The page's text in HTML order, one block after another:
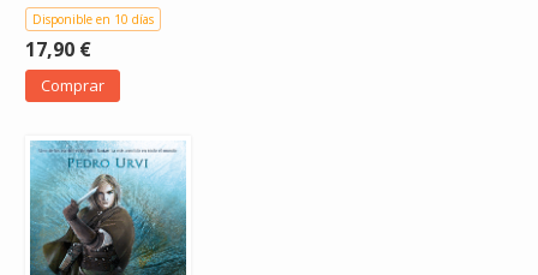
Disponible en 10 días
17,90 €
Comprar